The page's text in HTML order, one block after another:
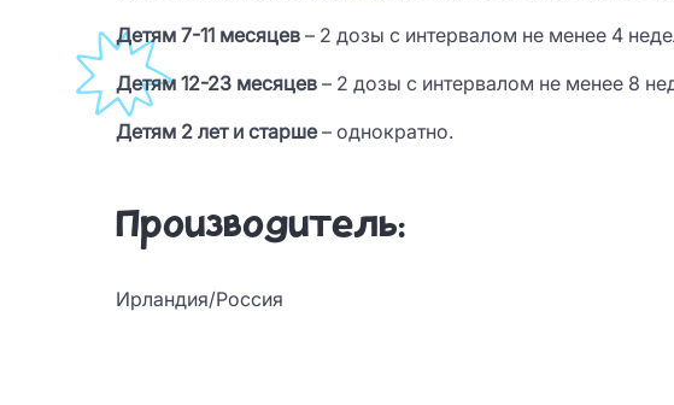
Детям 7-11 месяцев – 2 дозы с интервалом не менее 4
Детям 12-23 месяцев – 2 дозы с интервалом не менее 8
Детям 2 лет и старше– однократно.
Производитель:
Ирландия/Россия